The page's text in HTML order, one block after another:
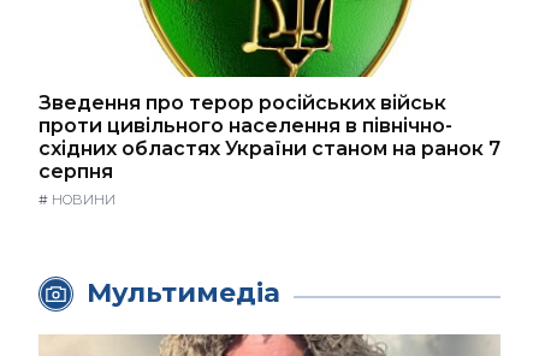
Зведення про терор російських військ
проти цивільного населення в північно-
східних областях України станом на ранок 7
серпня
# НОВИНИ
Мультимедіа